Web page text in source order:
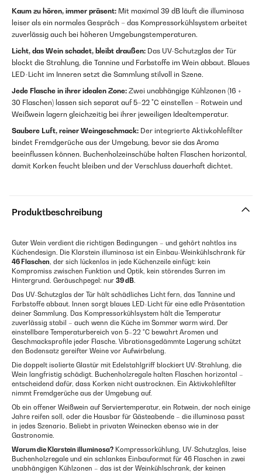
Kaum zu hören, immer präsent: Mit maximal 39 dB läuft die illuminosa
leiser als ein normales Gespräch – das Kompressorkühlsystem arbeitet
zuverlässig auch bei höheren Umgebungstemperaturen.
Licht, das Wein schadet, bleibt draußen: Das UV-Schutzglas der Tür
blockt die Strahlung, die Tannine und Farbstoffe im Wein abbaut. Blaues
LED-Licht im Inneren setzt die Sammlung stilvoll in Szene.
Jede Flasche in ihrer idealen Zone: Zwei unabhängige Kühlzonen (16 +
30 Flaschen) lassen sich separat auf 5–22 °C einstellen – Rotwein und
Weißwein lagern gleichzeitig bei ihrer jeweiligen Idealtemperatur.
Saubere Luft, reiner Weingeschmack: Der integrierte Aktivkohlefilter
bindet Fremdgerüche aus der Umgebung, bevor sie das Aroma
beeinflussen können. Buchenholzeinschübe halten Flaschen horizontal,
damit Korken feucht bleiben und der Verschluss dauerhaft dichtet.
Produktbeschreibung
Guter Wein verdient die richtigen Bedingungen – und gehört nahtlos ins
Küchendesign. Die Klarstein illuminosa ist ein Einbau-Weinkühlschrank für
46 Flaschen, der sich lückenlos in jede Küchenzeile einfügt: kein
Kompromiss zwischen Funktion und Optik, kein störendes Surren im
Hintergrund. Geräuschpegel: nur 39 dB.
Das UV-Schutzglas der Tür hält schädliches Licht fern, das Tannine und
Farbstoffe abbaut. Innen sorgt blaues LED-Licht für eine edle Präsentation
deiner Sammlung. Das Kompressorkühlsystem hält die Temperatur
zuverlässig stabil – auch wenn die Küche im Sommer warm wird. Der
einstellbare Temperaturbereich von 5–22 °C bewahrt Aromen und
Geschmacksprofile jeder Flasche. Vibrationsgedämmte Lagerung schützt
den Bodensatz gereifter Weine vor Aufwirbelung.
Die doppelt isolierte Glastür mit Edelstahlgriff blockiert UV-Strahlung, die
Wein langfristig schädigt. Buchenholzregale halten Flaschen horizontal –
entscheidend dafür, dass Korken nicht austrocknen. Ein Aktivkohlefilter
nimmt Fremdgerüche aus der Umgebung auf.
Ob ein offener Weißwein auf Serviertemperatur, ein Rotwein, der noch einige
Jahre reifen soll, oder die Hausbar für Gästeabende – die illuminosa passt
in jedes Szenario. Beliebt in privaten Weinecken ebenso wie in der
Gastronomie.
Warum die Klarstein illuminosa? Kompressorkühlung, UV-Schutzglas, leise
Buchenholzregale und ein schlankes Einbauformat für 46 Flaschen in zwei
unabhängigen Kühlzonen – das ist der Weinkühlschrank, der keinen